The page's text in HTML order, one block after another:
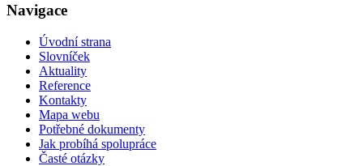
Navigace
Úvodní strana
Slovníček
Aktuality
Reference
Kontakty
Mapa webu
Potřebné dokumenty
Jak probíhá spolupráce
Časté otázky